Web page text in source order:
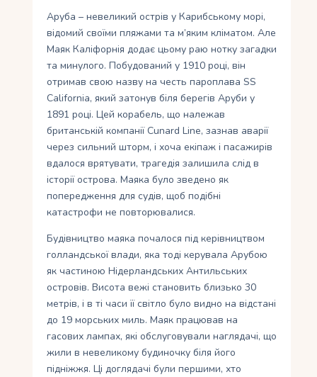
Аруба – невеликий острів у Карибському морі,
відомий своїми пляжами та м’яким кліматом. Але
Маяк Каліфорнія додає цьому раю нотку загадки
та минулого. Побудований у 1910 році, він
отримав свою назву на честь пароплава SS
California, який затонув біля берегів Аруби у
1891 році. Цей корабель, що належав
британській компанії Cunard Line, зазнав аварії
через сильний шторм, і хоча екіпаж і пасажирів
вдалося врятувати, трагедія залишила слід в
історії острова. Маяка було зведено як
попередження для судів, щоб подібні
катастрофи не повторювалися.
Будівництво маяка почалося під керівництвом
голландської влади, яка тоді керувала Арубою
як частиною Нідерландських Антильських
островів. Висота вежі становить близько 30
метрів, і в ті часи її світло було видно на відстані
до 19 морських миль. Маяк працював на
гасових лампах, які обслуговували наглядачі, що
жили в невеликому будиночку біля його
підніжжя. Ці доглядачі були першими, хто